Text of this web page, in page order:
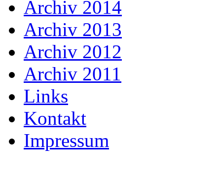
Archiv 2014
Archiv 2013
Archiv 2012
Archiv 2011
Links
Kontakt
Impressum